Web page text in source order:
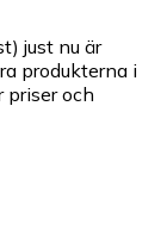
just nu är
produkterna i
priser och